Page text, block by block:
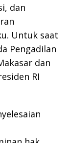
dan
Untuk saat
Pengadilan
dan
RI